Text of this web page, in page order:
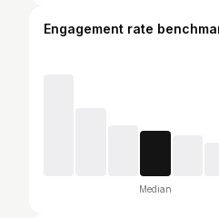
Engagement rate
Median